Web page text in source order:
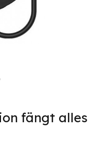
fängt alles